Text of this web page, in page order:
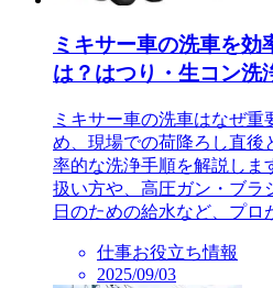
ミキサー車の洗車を効
は？はつり・生コン洗
ミキサー車の洗車はなぜ
め、現場での荷降ろし直後
率的な洗浄手順を解説しま
扱い方や、高圧ガン・ブラ
日のための給水など、プロ
仕事お役立ち情報
2025/09/03